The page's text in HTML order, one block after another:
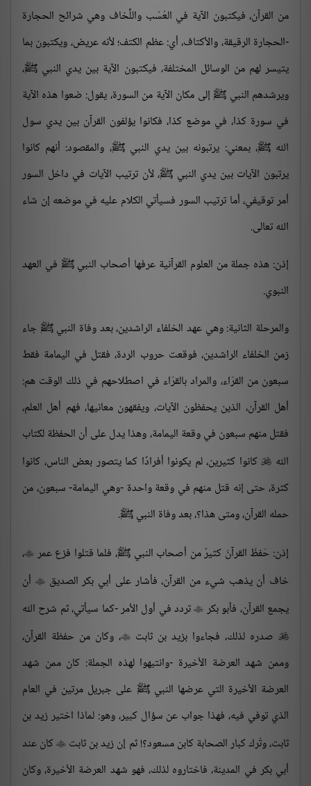
من القرآن، فيكتبون الآية في العُسُب واللِّخاف وهي شرائح الحجارة
-الحجارة الرقيقة، والأكتاف، أي: عظم الكتف؛ لأنه عريض، ويكتبون بما
يتيسر لهم من الوسائل المختلفة، فيكتبون الآية بين يدي النبي ﷺ،
ويرشدهم النبي ﷺ إلى مكان الآية من السورة، يقول: ضعوا هذه الآية
في سورة كذا، في موضع كذا، فكانوا يؤلفون القرآن بين يدي سول
الله ﷺ، بمعني: يرتبونه بين يدي النبي ﷺ، والمقصود: أنهم كانوا
يرتبون الآيات بين يدي النبي ﷺ، لأن ترتيب الآيات في داخل السور
أمر توقيفي، أما ترتيب السور فسيأتي الكلام عليه في موضعه إن شاء
الله تعالى.
إذن: هذه جملة من العلوم القرآنية عرفها أصحاب النبي ﷺ في العهد
النبوي.
والمرحلة الثانية: وهي عهد الخلفاء الراشدين، بعد وفاة النبي ﷺ جاء
زمن الخلفاء الراشدين، فوقعت حروب الردة، فقتل في اليمامة فقط
سبعون من القرّاء، والمراد بالقرّاء في اصطلاحهم في ذلك الوقت هم:
أهل القرآن، الذين يحفظون الآيات، ويفقهون معانيها، فهم أهل العلم،
فقتل منهم سبعون في وقعة اليمامة، وهذا يدل على أن الحفظة لكتاب
الله كانوا كثيرين، لم يكونوا أفرادًا كما يتصور بعض الناس، كانوا
كثرة، حتى إنه قتل منهم في وقعة واحدة -وهي اليمامة- سبعون، من
حمله القرآن، ومتى هذا؟، بعد وفاة النبي ﷺ.
إذن: حَفظَ القرآنَ كثيرٌ من أصحاب النبي ﷺ، فلما قتلوا فزع عمر ،
خاف أن يذهب شيء من القرآن، فأشار على أبي بكر الصديق أن
يجمع القرآن، فأبو بكر تردد في أول الأمر -كما سيأتي، ثم شرح الله
 صدره لذلك، فجاءوا بزيد بن ثابت ، وكان من حفظة القرآن،
وممن شهد العرضة الأخيرة -وانتبهوا لهذه الجملة: كان ممن شهد
العرضة الأخيرة التي عرضها النبي ﷺ على جبريل مرتين في العام
الذي توفي فيه، فهذا جواب عن سؤال كبير، وهو: لماذا اختير زيد بن
ثابت، وتُرك كبار الصحابة كابن مسعود؟! ثم إن زيد بن ثابت كان عند
أبي بكر في المدينة، فاختاروه لذلك، فهو شهد العرضة الأخيرة، وكان